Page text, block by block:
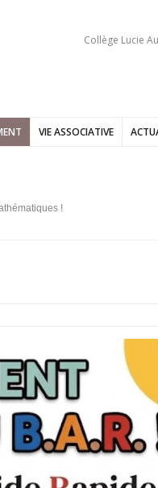
Collège Lucie
VIE ASSOCIATIVE
!